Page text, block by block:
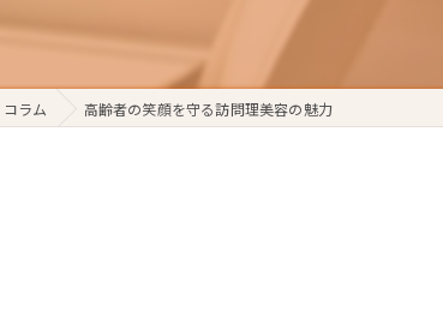
コラム 高齢者の笑顔を守る訪問理美容の魅力